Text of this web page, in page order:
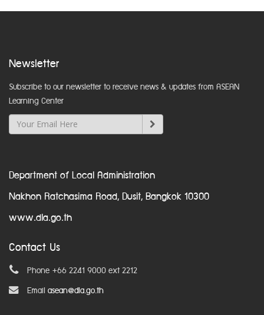
Newsletter
Subscribe to our newsletter to receive news & updates from ASEAN
Learning Center
Department of Local Administration
Nakhon Ratchasima Road, Dusit, Bangkok 10300
www.dla.go.th
Contact Us
Phone +66 2241 9000 ext 2212
Email asean@dla.go.th